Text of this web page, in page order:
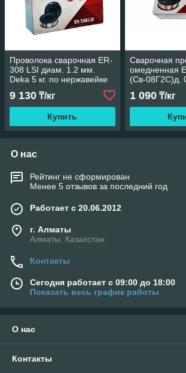
Проволока сварочная ER-
308 LSI диам. 1.2 мм.
Deka 5 кг. по нержавейке
9 130 ₸/кг
Купить
Сварочная
омедненная
(Св-08Г2С)д.
1 090₸/кг
О нас
Рейтинг не сформирован
Менее 5 отзывов за последний год
Работает с 20.06.2012
г. Алматы
Алматы, Казахстан
Контакты
Сегодня работает с 09:00 до 18:00
Показать весь график работы
О нас
Контакты